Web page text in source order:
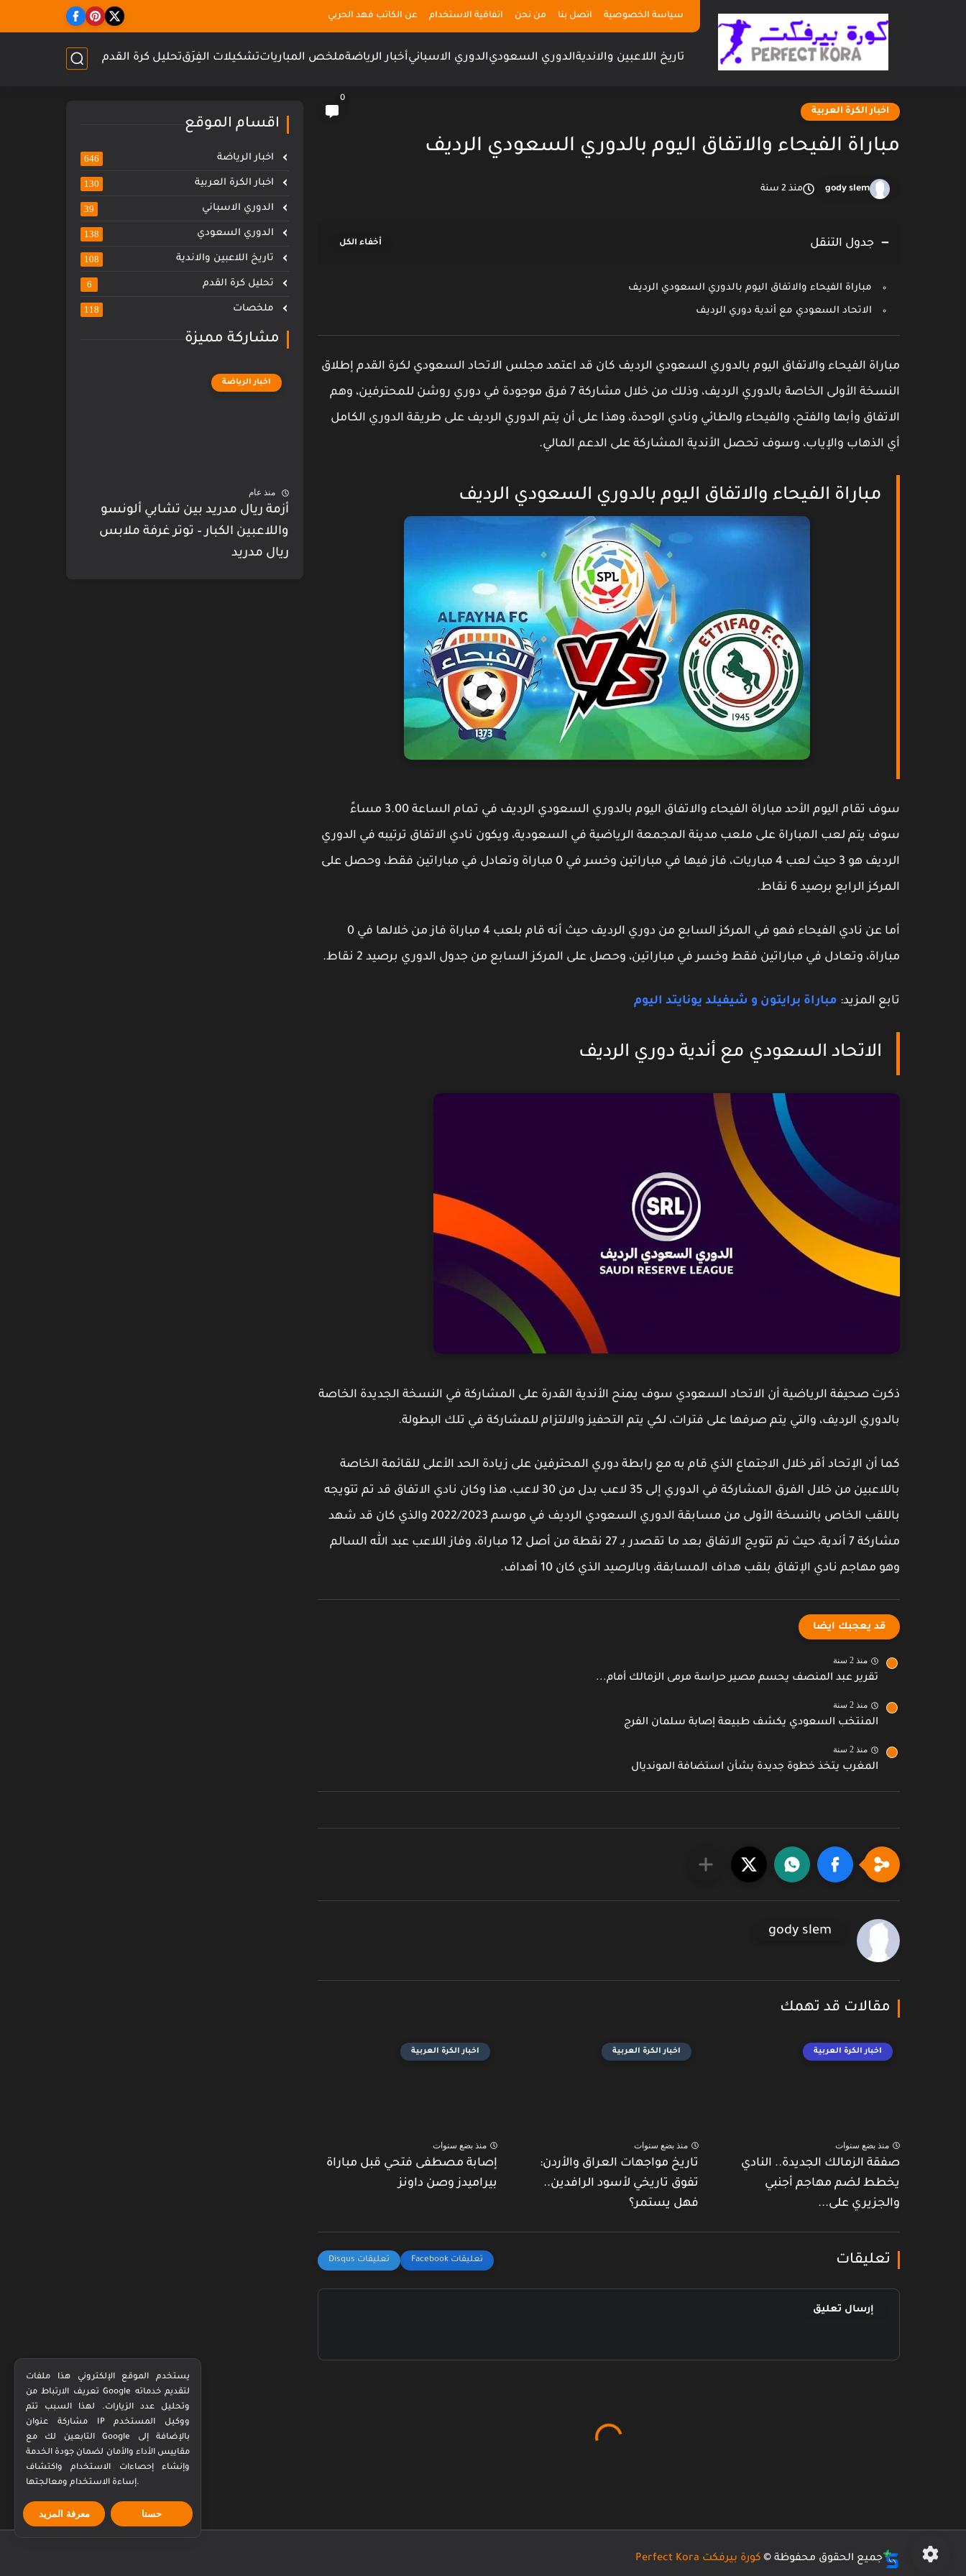
سياسة الخصوصية اتصل بنا من نحن اتفاقية الاستخدام عن الكاتب فهد الحربي
تاريخ اللاعبين والانديةالدوري السعوديالدوري الاسبانيأخبار الرياضةملخص المبارياتتشكيلات الفِرَقتحليل كرة القدم
اخبار الكرة العربية
0
مباراة الفيحاء والاتفاق اليوم بالدوري السعودي الرديف
gody slem منذ 2 سنة
جدول التنقل
مباراة الفيحاء والاتفاق اليوم بالدوري السعودي الرديف
الاتحاد السعودي مع أندية دوري الرديف
مباراة الفيحاء والاتفاق اليوم بالدوري السعودي الرديف كان قد اعتمد مجلس الاتحاد السعودي لكرة القدم إطلاق
النسخة الأولى الخاصة بالدوري الرديف، وذلك من خلال مشاركة 7 فرق موجودة في دوري روشن للمحترفين، وهم
الاتفاق وأبها والفتح، والفيحاء والطائي ونادي الوحدة، وهذا على أن يتم الدوري الرديف على طريقة الدوري الكامل
أي الذهاب والإياب، وسوف تحصل الأندية المشاركة على الدعم المالي.
مباراة الفيحاء والاتفاق اليوم بالدوري السعودي الرديف
سوف تقام اليوم الأحد مباراة الفيحاء والاتفاق اليوم بالدوري السعودي الرديف في تمام الساعة 3.00 مساءً
سوف يتم لعب المباراة على ملعب مدينة المجمعة الرياضية في السعودية، ويكون نادي الاتفاق ترتيبه في الدوري
الرديف هو 3 حيث لعب 4 مباريات، فاز فيها في مباراتين وخسر في 0 مباراة وتعادل في مباراتين فقط، وحصل على
المركز الرابع برصيد 6 نقاط.
أما عن نادي الفيحاء فهو في المركز السابع من دوري الرديف حيث أنه قام بلعب 4 مباراة فاز من خلالها في 0
مباراة، وتعادل في مباراتين فقط وخسر في مباراتين، وحصل على المركز السابع من جدول الدوري برصيد 2 نقاط.
تابع المزيد: مباراة برايتون و شيفيلد يونايتد اليوم
الاتحاد السعودي مع أندية دوري الرديف
ذكرت صحيفة الرياضية أن الاتحاد السعودي سوف يمنح الأندية القدرة على المشاركة في النسخة الجديدة الخاصة
بالدوري الرديف، والتي يتم صرفها على فترات، لكي يتم التحفيز والالتزام للمشاركة في تلك البطولة.
كما أن الإتحاد أقر خلال الاجتماع الذي قام به مع رابطة دوري المحترفين على زيادة الحد الأعلى للقائمة الخاصة
باللاعبين من خلال الفرق المشاركة في الدوري إلى 35 لاعب بدل من 30 لاعب، هذا وكان نادي الاتفاق قد تم تتويجه
باللقب الخاص بالنسخة الأولى من مسابقة الدوري السعودي الرديف في موسم 2022/2023 والذي كان قد شهد
مشاركة 7 أندية، حيث تم تتويج الاتفاق بعد ما تقصدر بـ 27 نقطة من أصل 12 مباراة، وفاز اللاعب عبد الله السالم
وهو مهاجم نادي الإتفاق بلقب هداف المسابقة، وبالرصيد الذي كان 10 أهداف.
قد يعجبك ايضا
منذ 2 سنة
تقرير عبد المنصف يحسم مصير حراسة مرمى الزمالك أمام...
منذ 2 سنة
المنتخب السعودي يكشف طبيعة إصابة سلمان الفرج
منذ 2 سنة
المغرب يتخذ خطوة جديدة بشأن استضافة المونديال
gody slem
مقالات قد تهمك
اخبار الكرة العربية
منذ بضع سنوات
صفقة الزمالك الجديدة.. النادي
يخطط لضم مهاجم أجنبي
والجزيري على...
اخبار الكرة العربية
منذ بضع سنوات
تاريخ مواجهات العراق والأردن:
تفوق تاريخي لأسود الرافدين..
فهل يستمر؟
اخبار الكرة العربية
منذ بضع سنوات
إصابة مصطفى فتحي قبل مباراة
بيراميدز وصن داونز
تعليقات
إرسال تعليق
اقسام الموقع
اخبار الرياضة 646
اخبار الكرة العربية 130
الدوري الاسباني 39
الدوري السعودي 138
تاريخ اللاعبين والاندية 108
تحليل كرة القدم 6
ملخصات 118
مشاركة مميزة
اخبار الرياضة
منذ عام
أزمة ريال مدريد بين تشابي ألونسو
واللاعبين الكبار – توتر غرفة ملابس
ريال مدريد
جميع الحقوق محفوظة © كورة بيرفكت Perfect Kora
يستخدم الموقع الإلكتروني هذا ملفات
تعريف الارتباط من Google لتقديم خدماته
وتحليل عدد الزيارات. لهذا السبب تتم
مشاركة عنوان IP ووكيل المستخدم
التابعين لك مع Google بالإضافة إلى
مقاييس الأداء والأمان لضمان جودة الخدمة
وإنشاء إحصاءات الاستخدام واكتشاف
إساءة الاستخدام ومعالجتها.
معرفة المزيد حسنا